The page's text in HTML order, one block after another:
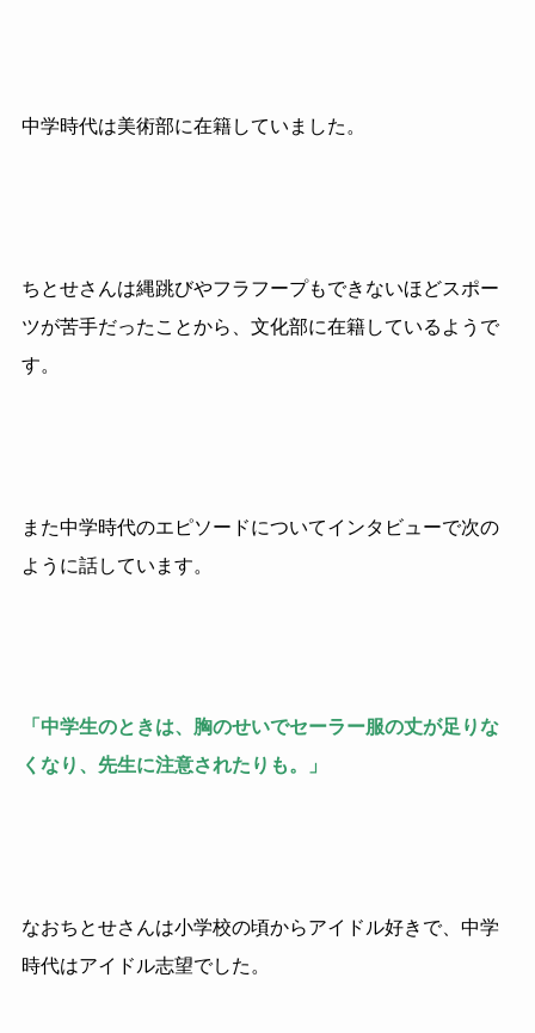
中学時代は美術部に在籍していました。
ちとせさんは縄跳びやフラフープもできないほどスポー
ツが苦手だったことから、文化部に在籍しているようで
す。
また中学時代のエピソードについてインタビューで次の
ように話しています。
「中学生のときは、胸のせいでセーラー服の丈が足りな
くなり、先生に注意されたりも。」
なおちとせさんは小学校の頃からアイドル好きで、中学
時代はアイドル志望でした。